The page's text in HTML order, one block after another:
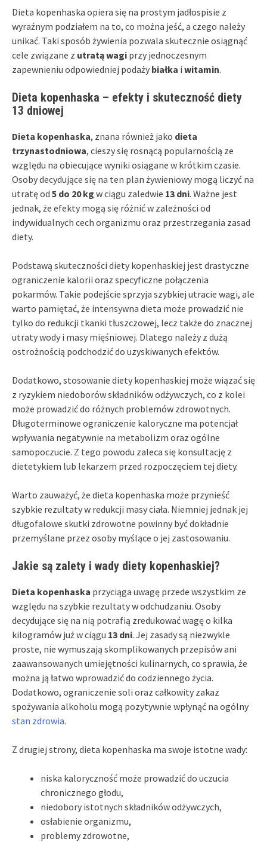
Dieta kopenhaska opiera się na prostym jadłospisie z
wyraźnym podziałem na to, co można jeść, a czego należy
unikać. Taki sposób żywienia pozwala skutecznie osiągnąć
cele związane z utratą wagi przy jednoczesnym
zapewnieniu odpowiedniej podaży białka i witamin.
Dieta kopenhaska – efekty i skuteczność diety
13 dniowej
Dieta kopenhaska, znana również jako dieta
trzynastodniowa, cieszy się rosnącą popularnością ze
względu na obiecujące wyniki osiągane w krótkim czasie.
Osoby decydujące się na ten plan żywieniowy mogą liczyć na
utratę od 5 do 20 kg w ciągu zaledwie 13 dni. Ważne jest
jednak, że efekty mogą się różnić w zależności od
indywidualnych cech organizmu oraz przestrzegania zasad
diety.
Podstawą skuteczności diety kopenhaskiej jest drastyczne
ograniczenie kalorii oraz specyficzne połączenia
pokarmów. Takie podejście sprzyja szybkiej utracie wagi, ale
warto pamiętać, że intensywna dieta może prowadzić nie
tylko do redukcji tkanki tłuszczowej, lecz także do znacznej
utraty wody i masy mięśniowej. Dlatego należy z dużą
ostrożnością podchodzić do uzyskiwanych efektów.
Dodatkowo, stosowanie diety kopenhaskiej może wiązać się
z ryzykiem niedoborów składników odżywczych, co z kolei
może prowadzić do różnych problemów zdrowotnych.
Długoterminowe ograniczenie kaloryczne ma potencjał
wpływania negatywnie na metabolizm oraz ogólne
samopoczucie. Z tego powodu zaleca się konsultację z
dietetykiem lub lekarzem przed rozpoczęciem tej diety.
Warto zauważyć, że dieta kopenhaska może przynieść
szybkie rezultaty w redukcji masy ciała. Niemniej jednak jej
długofalowe skutki zdrowotne powinny być dokładnie
przemyślane przez osoby myślące o jej zastosowaniu.
Jakie są zalety i wady diety kopenhaskiej?
Dieta kopenhaska przyciąga uwagę przede wszystkim ze
względu na szybkie rezultaty w odchudzaniu. Osoby
decydujące się na nią potrafią zredukować wagę o kilka
kilogramów już w ciągu 13 dni. Jej zasady są niezwykle
proste, nie wymuszają skomplikowanych przepisów ani
zaawansowanych umiejętności kulinarnych, co sprawia, że
można ją łatwo wprowadzić do codziennego życia.
Dodatkowo, ograniczenie soli oraz całkowity zakaz
spożywania alkoholu mogą pozytywnie wpłynąć na ogólny
stan zdrowia.
Z drugiej strony, dieta kopenhaska ma swoje istotne wady:
niska kaloryczność może prowadzić do uczucia
chronicznego głodu,
niedobory istotnych składników odżywczych,
osłabienie organizmu,
problemy zdrowotne,